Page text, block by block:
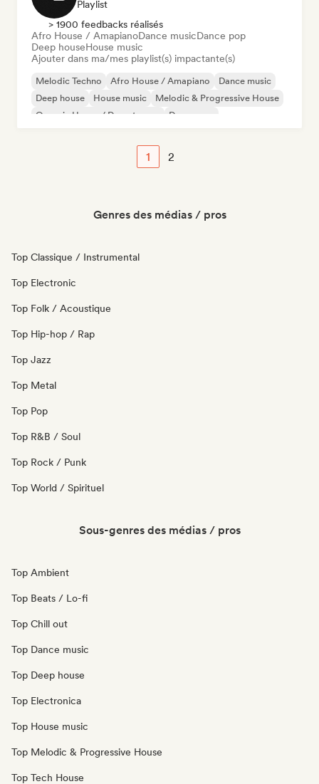
Playlist
> 1900 feedbacks réalisés
Afro House / AmapianoDance musicDance pop
Deep houseHouse music
Ajouter dans ma/mes playlist(s) impactante(s)
Melodic Techno Afro House / Amapiano
Dance music
Deep house
House music
Melodic & Progressive House
Organic House / Downtempo
Dance pop
1 2
Genres des médias / pros
Top Classique / Instrumental
Top Electronic
Top Folk / Acoustique
Top Hip-hop / Rap
Top Jazz
Top Metal
Top Pop
Top R&B / Soul
Top Rock / Punk
Top World / Spirituel
Sous-genres des médias / pros
Top Ambient
Top Beats / Lo-fi
Top Chill out
Top Dance music
Top Deep house
Top Electronica
Top House music
Top Melodic & Progressive House
Top Tech House